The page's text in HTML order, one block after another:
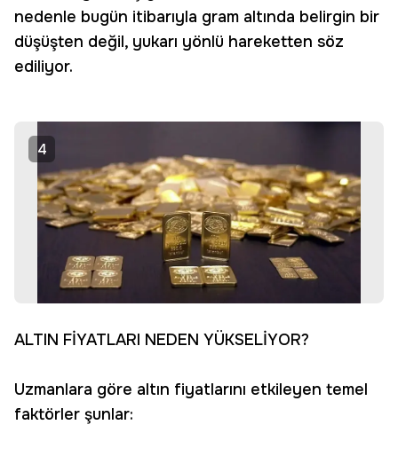
nedenle bugün itibarıyla gram altında belirgin bir
düşüşten değil, yukarı yönlü hareketten söz
ediliyor.
4
ALTIN FİYATLARI NEDEN YÜKSELİYOR?
Uzmanlara göre altın fiyatlarını etkileyen temel
faktörler şunlar: